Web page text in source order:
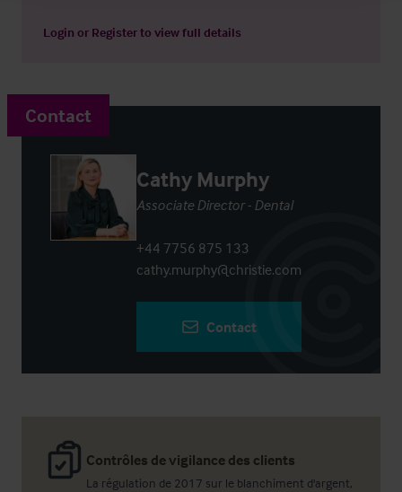
Login or Registerto view full details
Contrôles de vigilance des clients
La régulation de 2017 sur le blanchiment d'argent,
Contact
Cathy Murphy
Associate Director - Dental
+44 7756 875 133
cathy.murphy@christie.com
Contact